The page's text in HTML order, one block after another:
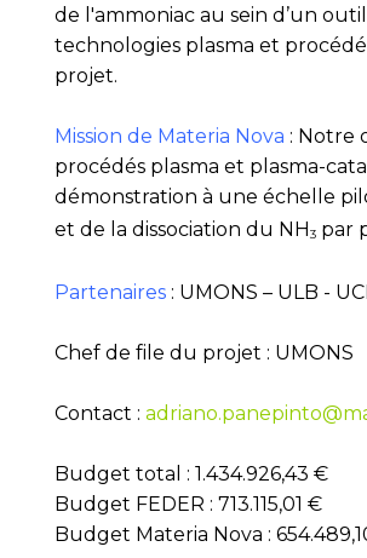
de l'ammoniac au sein d’un
technologies plasma et
projet.
Mission de Materia Nova : Notre
procédés plasma et plasma-
démonstration à une échelle
et de la dissociation du NH3par
Partenaires: UMONS – ULB -
Chef de file du projet : UMONS
Contact :
Budget total : 1.434.926,43 €
Budget FEDER : 713.115,01 €
Budget Materia Nova :